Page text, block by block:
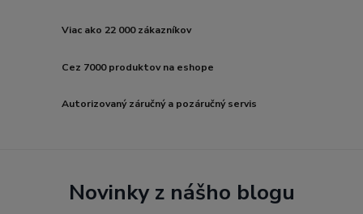
Viac ako 22 000 zákazníkov
Cez 7000 produktov na eshope
Autorizovaný záručný a pozáručný servis
Novinky z nášho blogu